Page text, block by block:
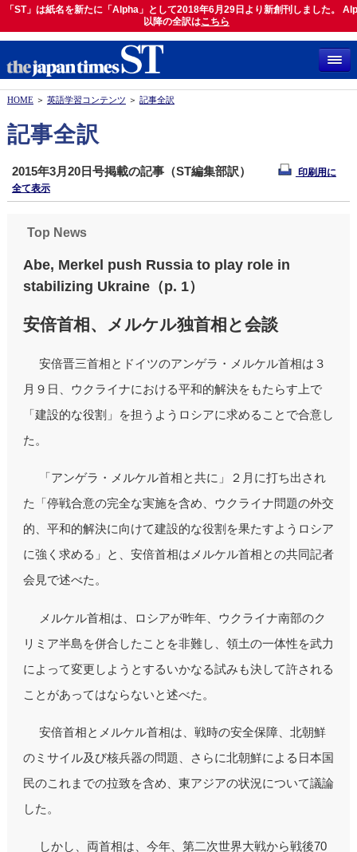
「ST」は紙名を新たに「Alpha」として2018年6月29日より新創刊しました。
以降の全訳はこちら
「ST」は紙名を新たに「Alpha」として2018年6月29日より新創刊しました。
以降の全訳はこちら
HOME＞ 英語学習コンテンツ ＞ 記事全訳
記事全訳
2015年3月20日号掲載の記事（ST編集部訳）
印刷用に
全て表示
Top News
Abe, Merkel push Russia to play role in
stabilizing Ukraine（p. 1）
安倍首相、メルケル独首相と会談
安倍晋三首相とドイツのアンゲラ・メルケル首相は３
月９日、ウクライナにおける平和的解決をもたらす上で
「建設的な役割」を担うようロシアに求めることで合意し
た。
「アンゲラ・メルケル首相と共に」２月に打ち出され
た「停戦合意の完全な実施を含め、ウクライナ問題の外交
的、平和的解決に向けて建設的な役割を果たすようロシア
に強く求める」と、安倍首相はメルケル首相との共同記者
会見で述べた。
メルケル首相は、ロシアが昨年、ウクライナ南部のク
リミア半島を併合したことを非難し、領土の一体性を武力
によって変更しようとするいかなる試みも決して許される
ことがあってはならないと述べた。
安倍首相とメルケル首相は、戦時の安全保障、北朝鮮
のミサイル及び核兵器の問題、さらに北朝鮮による日本国
民のこれまでの拉致を含め、東アジアの状況について議論
した。
しかし、両首相は、今年、第二次世界大戦から戦後70